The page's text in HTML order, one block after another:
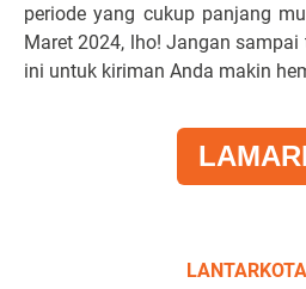
periode yang cukup panjang
Maret 2024, lho! Jangan
ini untuk kiriman Anda makin